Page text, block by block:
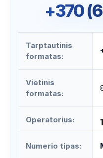
+370
Tarptautinis
formatas:
Vietinis
formatas:
Operatorius:
Numerio tipas: